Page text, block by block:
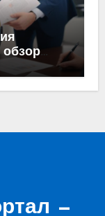
обзор
—